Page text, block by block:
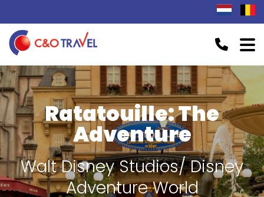
Ratatouille: The
Adventure
Walt Disney Studios/ Disney
Adventure World